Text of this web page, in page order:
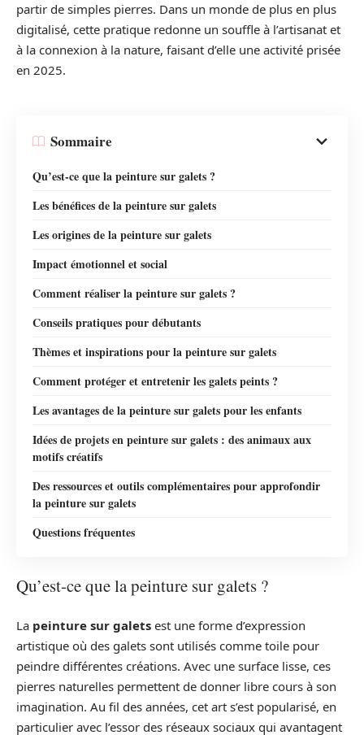
partir de simples pierres. Dans un monde de plus en plus
digitalisé, cette pratique redonne un souffle à l’artisanat et
à la connexion à la nature, faisant d’elle une activité prisée
en 2025.
Sommaire
Qu’est-ce que la peinture sur galets ?
Les bénéfices de la peinture sur galets
Les origines de la peinture sur galets
Impact émotionnel et social
Comment réaliser la peinture sur galets ?
Conseils pratiques pour débutants
Thèmes et inspirations pour la peinture sur galets
Comment protéger et entretenir les galets peints ?
Les avantages de la peinture sur galets pour les enfants
Idées de projets en peinture sur galets : des animaux aux
motifs créatifs
Des ressources et outils complémentaires pour approfondir
la peinture sur galets
Questions fréquentes
Qu’est-ce que la peinture sur galets ?
La peinture sur galets est une forme d’expression
artistique où des galets sont utilisés comme toile pour
peindre différentes créations. Avec une surface lisse, ces
pierres naturelles permettent de donner libre cours à son
imagination. Au fil des années, cet art s’est popularisé, en
particulier avec l’essor des réseaux sociaux qui avantagent